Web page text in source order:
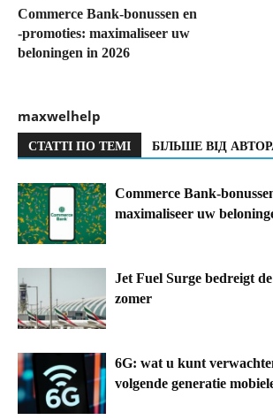
Commerce Bank-bonussen en
-promoties: maximaliseer uw
beloningen in 2026
maxwelhelp
СТАТТІ ПО ТЕМІ БІЛЬШЕ ВІД
Commerce Bank-
maximaliseer uw
Jet Fuel Surge bedreigt
zomer
6G: wat u kunt
volgende generatie